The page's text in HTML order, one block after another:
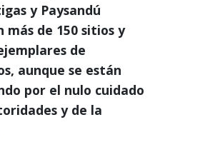
y Paysandú
más de 150 sitios y
de
aunque se están
por el nulo cuidado
y de la